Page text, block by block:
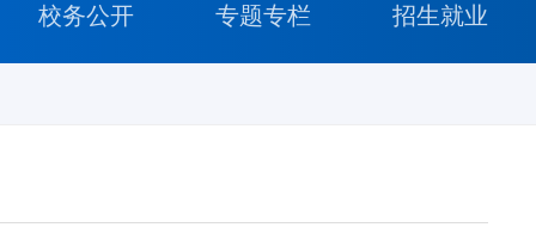
校务公开 专题专栏 招生就业